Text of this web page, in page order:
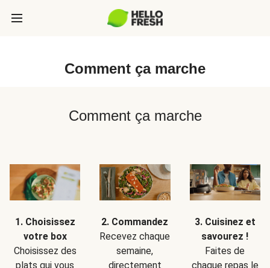
Comment ça marche
Comment ça marche
1. Choisissez
votre box
Choisissez des
plats qui vous
2. Commandez
Recevez chaque
semaine,
directement
3. Cuisinez et
savourez !
Faites de
chaque repas le